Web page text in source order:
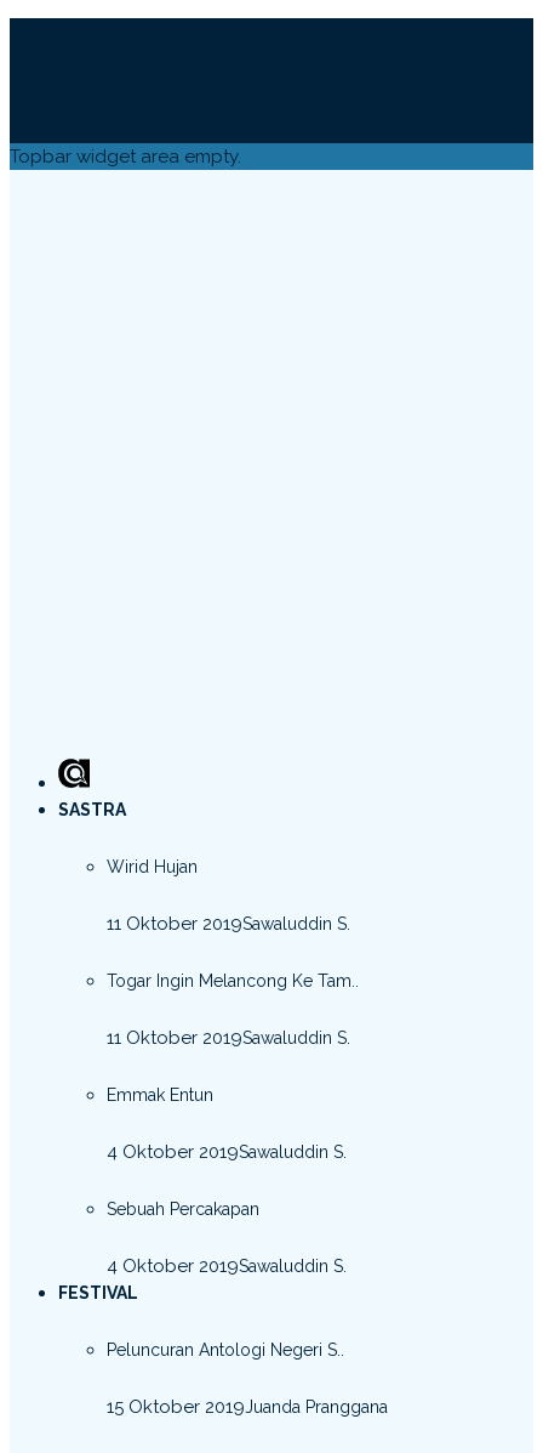
Topbar widget area empty.
SASTRA
Wirid Hujan
11 Oktober 2019Sawaluddin S.
Togar Ingin Melancong Ke Tam..
11 Oktober 2019Sawaluddin S.
Emmak Entun
4 Oktober 2019Sawaluddin S.
Sebuah Percakapan
4 Oktober 2019Sawaluddin S.
FESTIVAL
Peluncuran Antologi Negeri S..
15 Oktober 2019Juanda Pranggana